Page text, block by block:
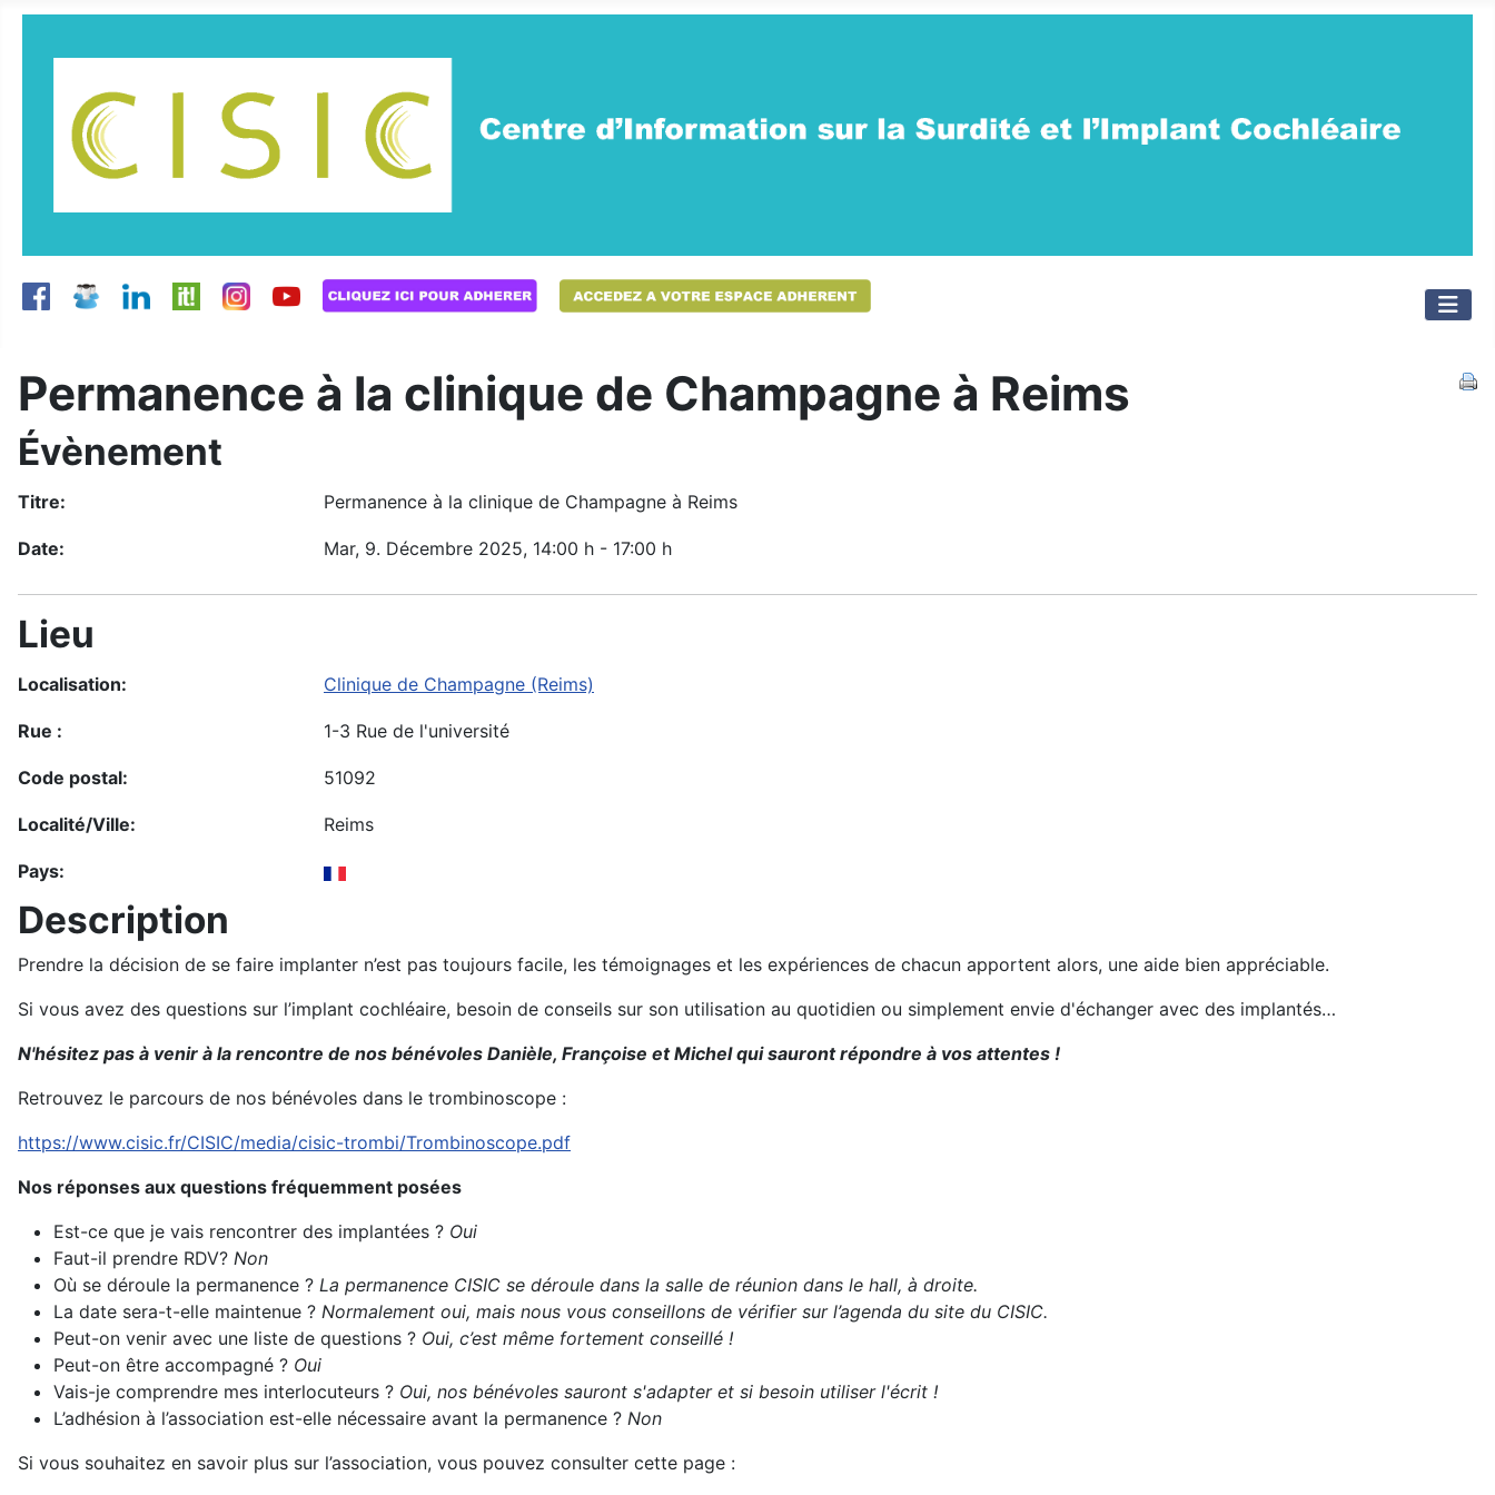
Permanence à la clinique de Champagne à Reims
Évènement
Titre: Permanence à la clinique de Champagne à Reims
Date: Mar, 9. Décembre 2025, 14:00 h - 17:00 h
Lieu
Localisation: Clinique de Champagne (Reims)
Rue : 1-3 Rue de l'université
Code postal: 51092
Localité/Ville: Reims
Pays:
Description
Prendre la décision de se faire implanter n’est pas toujours facile, les témoignages et les expériences de chacun apportent alors, une aide bien appréciable.
Si vous avez des questions sur l’implant cochléaire, besoin de conseils sur son utilisation au quotidien ou simplement envie d'échanger avec des implantés…
N'hésitez pas à venir à la rencontre de nos bénévoles Danièle, Françoise et Michel qui sauront répondre à vos attentes !
Retrouvez le parcours de nos bénévoles dans le trombinoscope :
https://www.cisic.fr/CISIC/media/cisic-trombi/Trombinoscope.pdf
Nos réponses aux questions fréquemment posées
Est-ce que je vais rencontrer des implantées ? Oui
Faut-il prendre RDV? Non
Où se déroule la permanence ? La permanence CISIC se déroule dans la salle de réunion dans le hall, à droite.
La date sera-t-elle maintenue ? Normalement oui, mais nous vous conseillons de vérifier sur l’agenda du site du CISIC.
Peut-on venir avec une liste de questions ? Oui, c’est même fortement conseillé !
Peut-on être accompagné ? Oui
Vais-je comprendre mes interlocuteurs ? Oui, nos bénévoles sauront s'adapter et si besoin utiliser l'écrit !
L’adhésion à l’association est-elle nécessaire avant la permanence ? Non
Si vous souhaitez en savoir plus sur l’association, vous pouvez consulter cette page :